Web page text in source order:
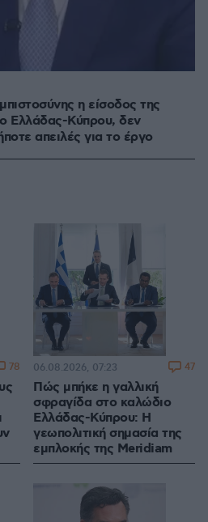
η είσοδος της
Ελλάδας-Κύπρου, δεν
απειλές για το έργο
78
Πώς μπήκε η γαλλική
σφραγίδα στο καλώδιο
Ελλάδας-Κύπρου: Η
γεωπολιτική σημασία της
εμπλοκής της Meridiam
06.08.2026, 07:23 47